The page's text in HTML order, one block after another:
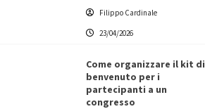
Filippo Cardinale
23/04/2026
Come organizzare il kit di
benvenuto per i
partecipanti a un
congresso